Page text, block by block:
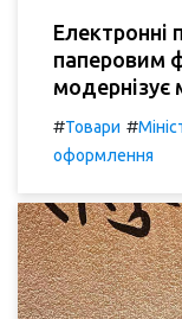
Електронні
паперовим
модернізує
#Товари #
оформлення